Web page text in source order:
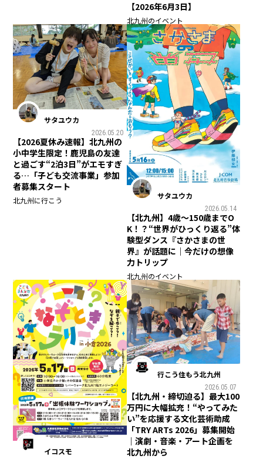
【2026年6月3日】
北九州のイベント
サタユウカ
2026.05.20
【2026夏休み速報】北九州の
小中学生限定！鹿児島の友達
と過ごす“2泊3日”がエモすぎ
る…「子ども交流事業」参加
者募集スタート
北九州に行こう サタユウカ
2026.05.14
【北九州】4歳〜150歳までO
K！？“世界がひっくり返る”体
験型ダンス『さかさまの世
界』が話題に｜今だけの想像
力トリップ
北九州のイベント
イコスモ
行こう住もう北九州
2026.05.07
【北九州・締切迫る】最大100
万円に大幅拡充！“やってみた
い”を応援する文化芸術助成
「TRY ARTs 2026」募集開始
｜演劇・音楽・アート企画を
北九州から